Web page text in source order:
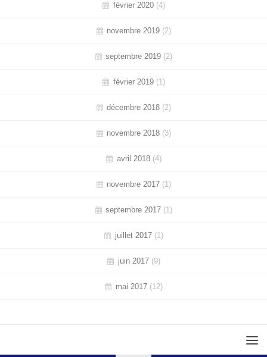
février 2020(4)
novembre 2019 (2)
septembre 2019 (2)
février 2019(1)
décembre 2018 (2)
novembre 2018 (3)
avril 2018(4)
novembre 2017 (1)
septembre 2017 (1)
juillet 2017(1)
juin 2017(9)
mai 2017(12)